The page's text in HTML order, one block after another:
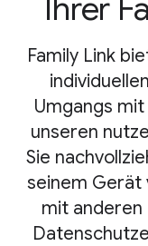
Ihrer
Family Link
Umgangs
unseren
Sie
seinem Gerät
mit anderen